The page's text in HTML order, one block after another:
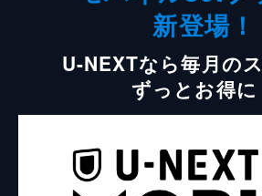
新登場！
U-NEXTなら毎月の
ずっとお得に